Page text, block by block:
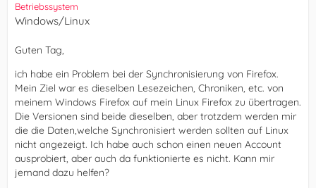
Betriebssystem
Windows/Linux
Guten Tag,
ich habe ein Problem bei der Synchronisierung von Firefox.
Mein Ziel war es dieselben Lesezeichen, Chroniken, etc. von
meinem Windows Firefox auf mein Linux Firefox zu übertragen.
Die Versionen sind beide dieselben, aber trotzdem werden mir
die die Daten,welche Synchronisiert werden sollten auf Linux
nicht angezeigt. Ich habe auch schon einen neuen Account
ausprobiert, aber auch da funktionierte es nicht. Kann mir
jemand dazu helfen?